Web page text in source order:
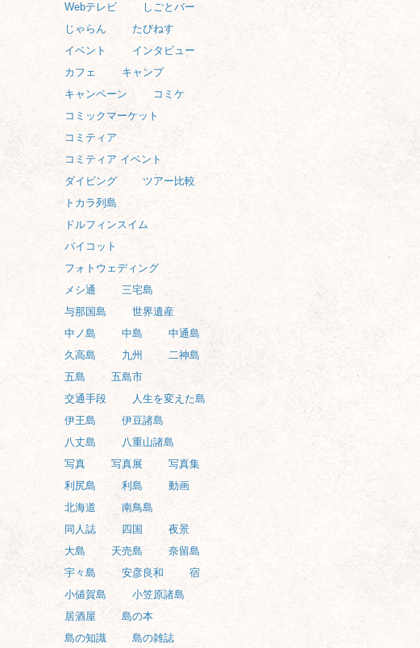
Webテレビ
しごとバー
じゃらん
たびねす
イベント
インタビュー
カフェ
キャンプ
キャンペーン
コミケ
コミックマーケット
コミティア
コミティア イベント
ダイビング
ツアー比較
トカラ列島
ドルフィンスイム
バイコット
フォトウェディング
メシ通
三宅島
与那国島
世界遺産
中ノ島
中島
中通島
久高島
九州
二神島
五島
五島市
交通手段
人生を変えた島
伊王島
伊豆諸島
八丈島
八重山諸島
写真
写真展
写真集
利尻島
利島
動画
北海道
南鳥島
同人誌
四国
夜景
大島
天売島
奈留島
宇々島
安彦良和
宿
小値賀島
小笠原諸島
居酒屋
島の本
島の知識
島の雑誌